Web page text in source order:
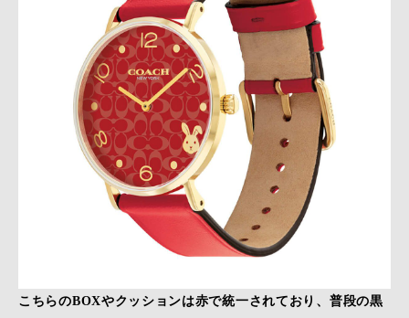
こちらのBOXやクッションは赤で統一されており、普段の黒